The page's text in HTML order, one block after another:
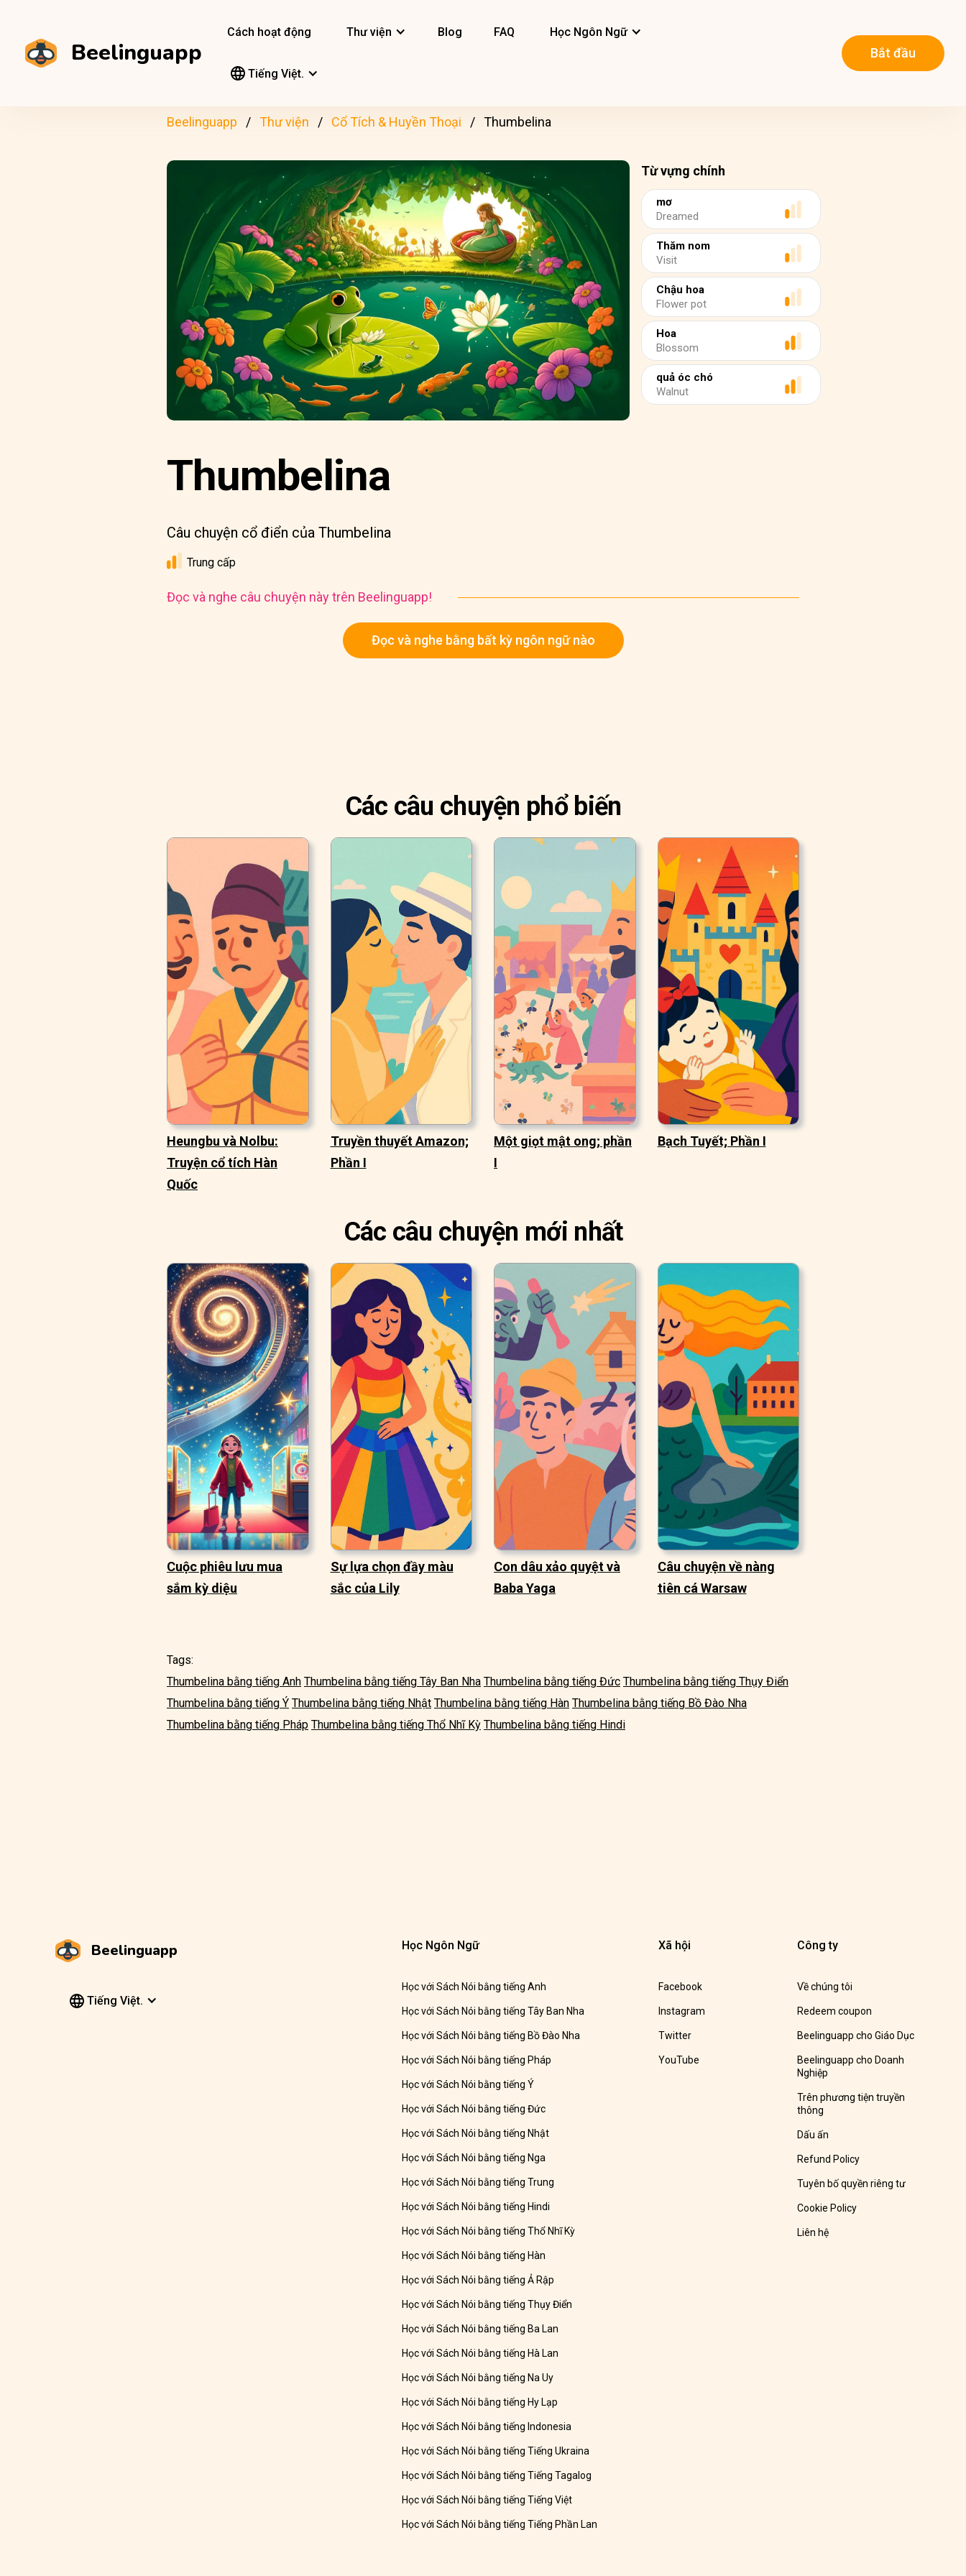
Beelinguapp
Cách hoạt động Thư viện Blog FAQ Học Ngôn Ngữ
Tiếng Việt.
Bắt đầu
Beelinguapp Thư viện Cổ Tích & Huyền Thoại Thumbelina
Từ vựng chính
mơ
Dreamed
Thăm nom
Visit
Chậu hoa
Flower pot
Hoa
Blossom
quả óc chó
Walnut
Thumbelina
Câu chuyện cổ điển của Thumbelina
Trung cấp
Đọc và nghe câu chuyện này trên Beelinguapp!
Đọc và nghe bằng bất kỳ ngôn ngữ nào
Các câu chuyện phổ biến
Heungbu và Nolbu:
Truyện cổ tích Hàn
Quốc
Truyền thuyết Amazon;
Phần I
Một giọt mật ong; phần
I
Bạch Tuyết; Phần I
Các câu chuyện mới nhất
Cuộc phiêu lưu mua
sắm kỳ diệu
Sự lựa chọn đầy màu
sắc của Lily
Con dâu xảo quyệt và
Baba Yaga
Câu chuyện về nàng
tiên cá Warsaw
Tags:
Thumbelina bằng tiếng Anh Thumbelina bằng tiếng Tây Ban Nha Thumbelina bằng tiếng Đức Thumbelina bằng tiếng Thụy Điển
Thumbelina bằng tiếng Ý Thumbelina bằng tiếng Nhật Thumbelina bằng tiếng Hàn Thumbelina bằng tiếng Bồ Đào Nha
Thumbelina bằng tiếng Pháp Thumbelina bằng tiếng Thổ Nhĩ Kỳ Thumbelina bằng tiếng Hindi
Beelinguapp
Tiếng Việt.
Học Ngôn Ngữ
Học với Sách Nói bằng tiếng Anh
Học với Sách Nói bằng tiếng Tây Ban Nha
Học với Sách Nói bằng tiếng Bồ Đào Nha
Học với Sách Nói bằng tiếng Pháp
Học với Sách Nói bằng tiếng Ý
Học với Sách Nói bằng tiếng Đức
Học với Sách Nói bằng tiếng Nhật
Học với Sách Nói bằng tiếng Nga
Học với Sách Nói bằng tiếng Trung
Học với Sách Nói bằng tiếng Hindi
Học với Sách Nói bằng tiếng Thổ Nhĩ Kỳ
Học với Sách Nói bằng tiếng Hàn
Học với Sách Nói bằng tiếng Ả Rập
Học với Sách Nói bằng tiếng Thụy Điển
Học với Sách Nói bằng tiếng Ba Lan
Học với Sách Nói bằng tiếng Hà Lan
Học với Sách Nói bằng tiếng Na Uy
Học với Sách Nói bằng tiếng Hy Lạp
Học với Sách Nói bằng tiếng Indonesia
Học với Sách Nói bằng tiếng Tiếng Ukraina
Học với Sách Nói bằng tiếng Tiếng Tagalog
Học với Sách Nói bằng tiếng Tiếng Việt
Học với Sách Nói bằng tiếng Tiếng Phần Lan
Xã hội
Facebook
Instagram
Twitter
YouTube
Công ty
Về chúng tôi
Redeem coupon
Beelinguapp cho Giáo Dục
Beelinguapp cho Doanh
Nghiệp
Trên phương tiện truyền
thông
Dấu ấn
Refund Policy
Tuyên bố quyền riêng tư
Cookie Policy
Liên hệ